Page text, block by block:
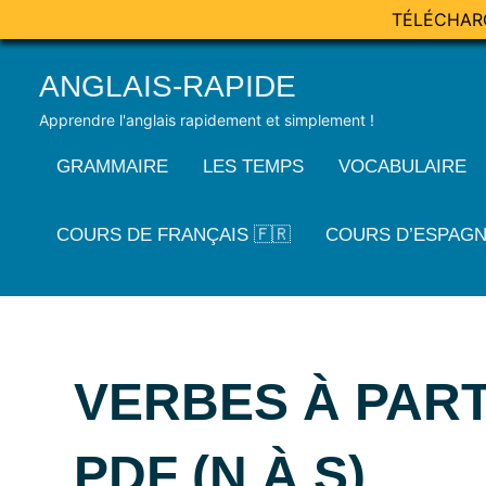
Skip
content
ANGLAIS-RAPIDE
Apprendre l'anglais rapidement et simplement !
GRAMMAIRE LES TEMPS VOCABULAIRE
COURS DE FRANÇAIS 🇫🇷 COURS
VERBES À